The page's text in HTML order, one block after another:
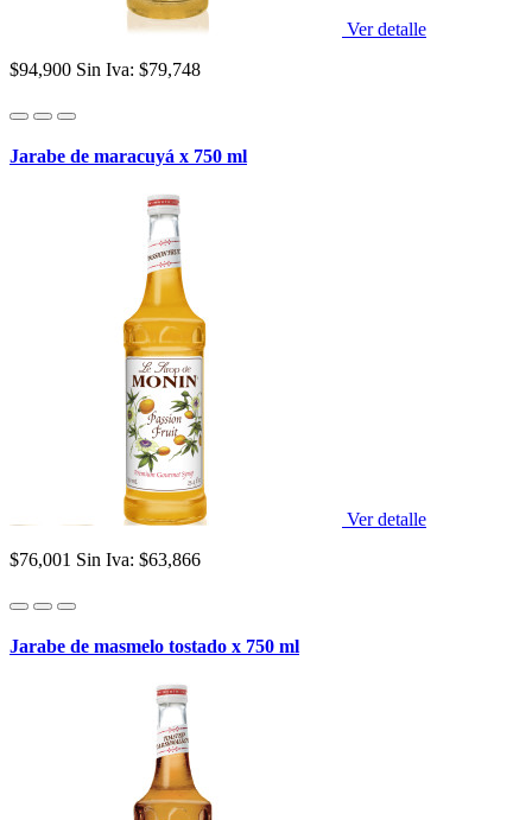
Ver detalle
$94,900 Sin Iva: $79,748
Jarabe de maracuyá x 750 ml
Ver detalle
$76,001 Sin Iva: $63,866
Jarabe de masmelo tostado x 750 ml